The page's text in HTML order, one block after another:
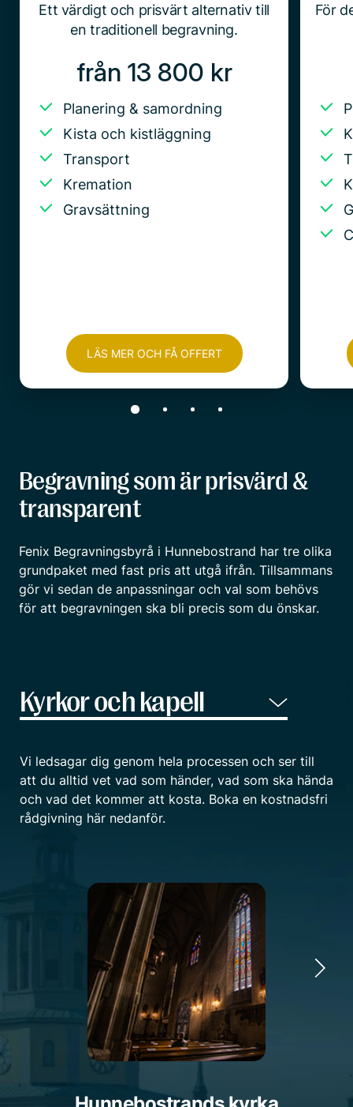
Ett värdigt och prisvärt alternativ till
en traditionell begravning.
från 13 800 kr
Planering & samordning
Kista och kistläggning
Transport
Kremation
Gravsättning
LÄS MER OCH FÅ OFFERT
För
Begravning som är prisvärd &
transparent
Fenix Begravningsbyrå i Hunnebostrand har tre olika
grundpaket med fast pris att utgå ifrån. Tillsammans
gör vi sedan de anpassningar och val som behövs
för att begravningen ska bli precis som du önskar.
Vi ledsagar dig genom hela processen och ser till
att du alltid vet vad som händer, vad som ska hända
och vad det kommer att kosta. Boka en kostnadsfri
rådgivning här nedanför.